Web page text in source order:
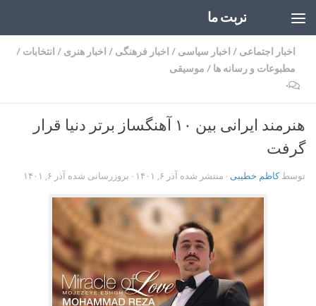
تربت ما
اخبار اجتماعی / اخبار سیاسی / اخبار فرهنگی / اخبار هنری / انتخابات /
مطبوعات و رسانه ها / موسیقی
۰
هنرمند ایرانی بین ۱۰ آهنگساز برتر دنیا قرار
گرفت
توسطکاظم خطیبی · منتشر شده آذر ۶, ۱۴۰۱ · بروزرسانی شده آذر ۶, ۱۴۰۱